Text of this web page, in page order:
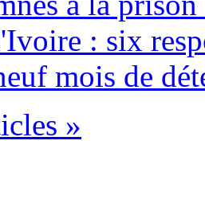
: six
mois de
»